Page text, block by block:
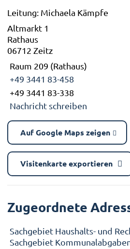
Leitung: Michaela Kämpfe
Altmarkt 1
Rathaus
06712 Zeitz
Raum 209 (Rathaus)
+49 3441 83-458
+49 3441 83-338
Nachricht schreiben
Auf Google Maps zeigen
Visitenkarte exportieren
Zugeordnete
Sachgebiet Haushalts- und
Sachgebiet